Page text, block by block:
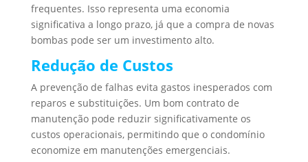
frequentes. Isso representa uma economia
significativa a longo prazo, já que a compra de novas
bombas pode ser um investimento alto.
Redução de Custos
A prevenção de falhas evita gastos inesperados com
reparos e substituições. Um bom contrato de
manutenção pode reduzir significativamente os
custos operacionais, permitindo que o condomínio
economize em manutenções emergenciais.